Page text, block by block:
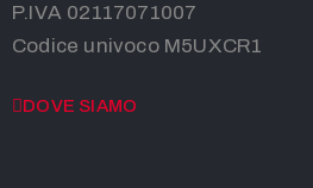
P.IVA 02117071007
Codice univoco M5UXCR1
DOVE SIAMO